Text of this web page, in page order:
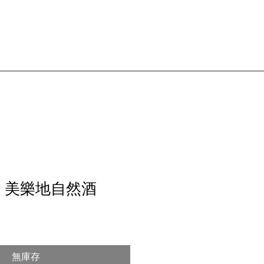
美樂地自然酒
無庫存